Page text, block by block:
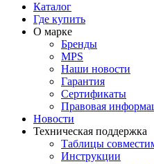
Каталог
Где купить
О марке
Бренды
MPS
Наши новости
Гарантия
Сертификаты
Правовая
Новости
Техническая поддержка
Таблицы
Инструкции